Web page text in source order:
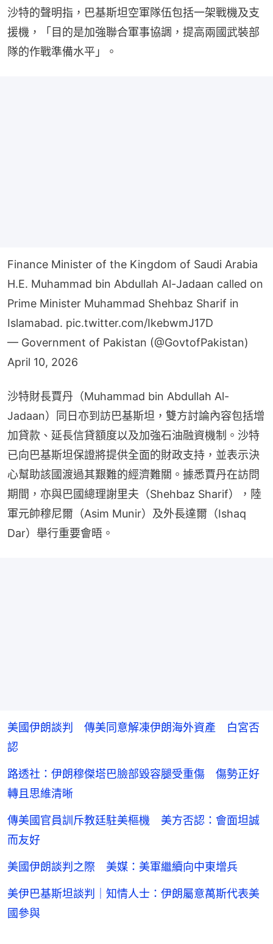
沙特的聲明指，巴基斯坦空軍隊伍包括一架戰機及支
援機，「目的是加強聯合軍事協調，提高兩國武裝部
隊的作戰準備水平」。
Finance Minister of the Kingdom of Saudi Arabia
H.E. Muhammad bin Abdullah Al-Jadaan called on
Prime Minister Muhammad Shehbaz Sharif in
Islamabad. pic.twitter.com/IkebwmJ17D
— Government of Pakistan (@GovtofPakistan)
April 10, 2026
沙特財長賈丹（Muhammad bin Abdullah Al-
Jadaan）同日亦到訪巴基斯坦，雙方討論內容包括增
加貸款、延長信貸額度以及加強石油融資機制。沙特
已向巴基斯坦保證將提供全面的財政支持，並表示決
心幫助該國渡過其艱難的經濟難關。據悉賈丹在訪問
期間，亦與巴國總理謝里夫（Shehbaz Sharif），陸
軍元帥穆尼爾（Asim Munir）及外長達爾（Ishaq
Dar）舉行重要會晤。
美國伊朗談判 傳美同意解凍伊朗海外資產 白宮否
認
路透社：伊朗穆傑塔巴臉部毀容腿受重傷 傷勢正好
轉且思維清晰
傳美國官員訓斥教廷駐美樞機 美方否認：會面坦誠
而友好
美國伊朗談判之際 美媒：美軍繼續向中東增兵
美伊巴基斯坦談判｜知情人士：伊朗屬意萬斯代表美
國參與